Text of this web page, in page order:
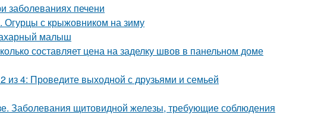
заболеваниях печени
с крыжовником на зиму
малыш
составляет цена на заделку швов в панельном доме
из 4: Проведите выходной с друзьями и семьей
Заболевания щитовидной железы, требующие соблюдения